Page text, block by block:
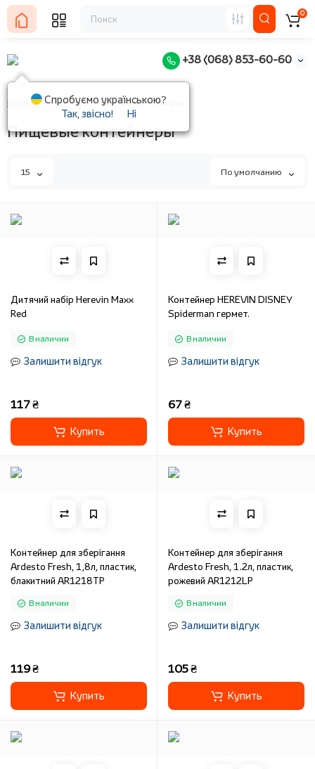
+38 (068) 853-60-60
0
Главная Посуда Пищевые контейнеры
Пищевые контейнеры
15 По умолчанию
Дитячий набір Herevin Maxx
Red
В наличии
Залишити відгук
117 ₴
Купить
Контейнер HEREVIN DISNEY
Spiderman гермет.
В наличии
Залишити відгук
67 ₴
Купить
Контейнер для зберігання
Ardesto Fresh, 1,8л, пластик,
блакитний AR1218TP
В наличии
Залишити відгук
119 ₴
Купить
Контейнер для зберігання
Ardesto Fresh, 1.2л, пластик,
рожевий AR1212LP
В наличии
Залишити відгук
105 ₴
Купить
Спробуємо українською?
Так, звісно!
Ні